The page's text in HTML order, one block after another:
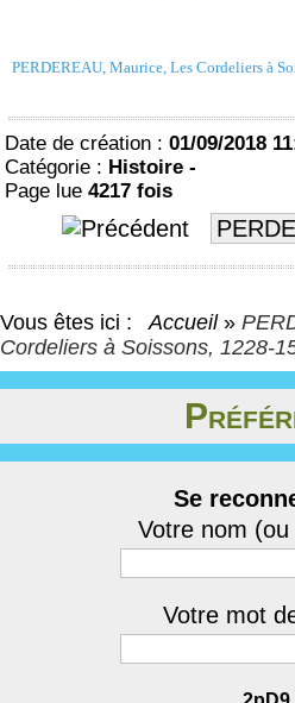
PERDEREAU, Maurice, Les Cordeliers à
Date de création : 01/09/2018
Catégorie : Histoire -
Page lue 4217 fois
Vous êtes ici : Accueil »
Cordeliers à Soissons, 1228-
Se
Votre nom (ou
Votre mot